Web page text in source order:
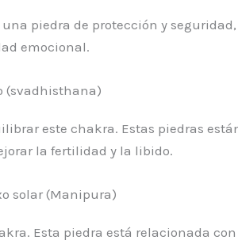
piedra de protección y
emocional.
(svadhisthana)
este chakra. Estas piedras
la fertilidad y la libido.
solar (Manipura)
Esta piedra está relacionada